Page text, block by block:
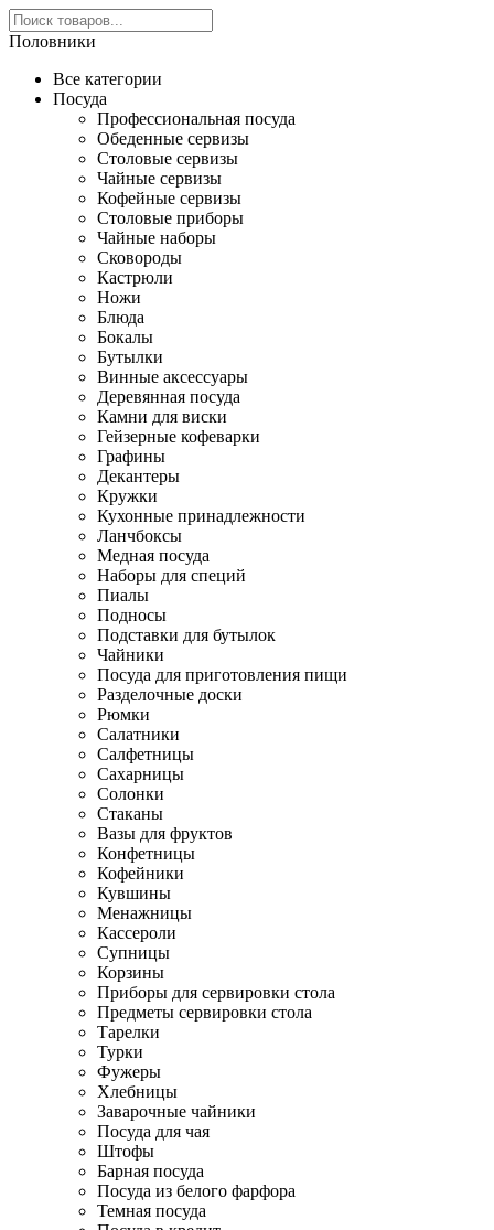
Половники
Все категории
Посуда
Профессиональная посуда
Обеденные сервизы
Столовые сервизы
Чайные сервизы
Кофейные сервизы
Столовые приборы
Чайные наборы
Сковороды
Кастрюли
Ножи
Блюда
Бокалы
Бутылки
Винные аксессуары
Деревянная посуда
Камни для виски
Гейзерные кофеварки
Графины
Декантеры
Кружки
Кухонные принадлежности
Ланчбоксы
Медная посуда
Наборы для специй
Пиалы
Подносы
Подставки для бутылок
Чайники
Посуда для приготовления пищи
Разделочные доски
Рюмки
Салатники
Салфетницы
Сахарницы
Солонки
Стаканы
Вазы для фруктов
Конфетницы
Кофейники
Кувшины
Менажницы
Кассероли
Супницы
Корзины
Приборы для сервировки стола
Предметы сервировки стола
Тарелки
Турки
Фужеры
Хлебницы
Заварочные чайники
Посуда для чая
Штофы
Барная посуда
Посуда из белого фарфора
Темная посуда